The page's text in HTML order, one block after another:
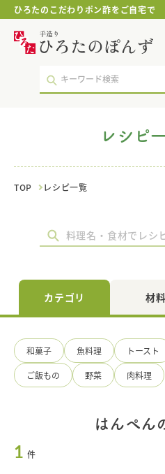
ひろたのこだわりポン酢をご自宅で
は
｜
一
｜
つ
調
味
料
手
造
り
ひ
食
品
レシピ
TOP レシピ一覧
カテゴリ 材料
和菓子 魚料理 トースト
ご飯もの 野菜 肉料理
はんぺん
1 件